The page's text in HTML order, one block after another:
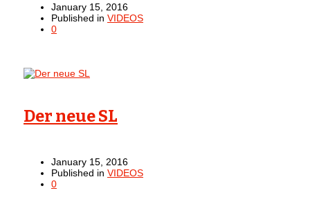
January 15, 2016
Published in VIDEOS
0
Der neue SL
January 15, 2016
Published in VIDEOS
0